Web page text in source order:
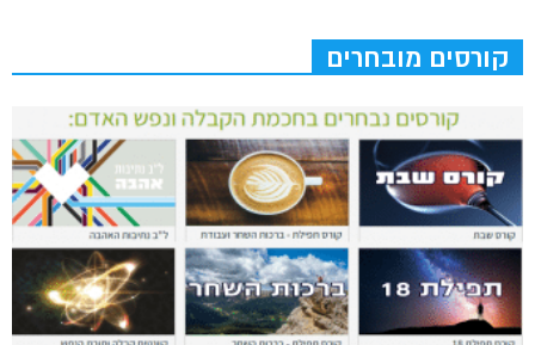
קורסים מובחרים